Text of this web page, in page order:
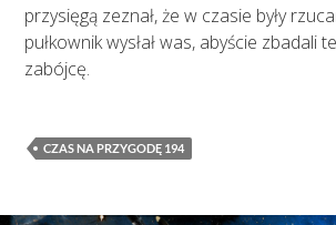
przysięgą zeznał, że w czasie były
pułkownik wysłał was, abyście zbadali
zabójcę.
CZAS NA PRZYGODĘ 194